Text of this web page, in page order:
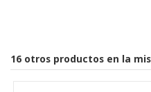
16 otros productos en la